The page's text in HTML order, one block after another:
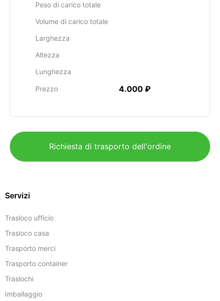
Peso di carico totale
Volume di carico totale
Larghezza
Altezza
Lunghezza
Prezzo 4.000 ₽
Richiesta di trasporto dell'ordine
Servizi
Trasloco ufficio
Trasloco casa
Trasporto merci
Trasporto container
Traslochi
Imballaggio